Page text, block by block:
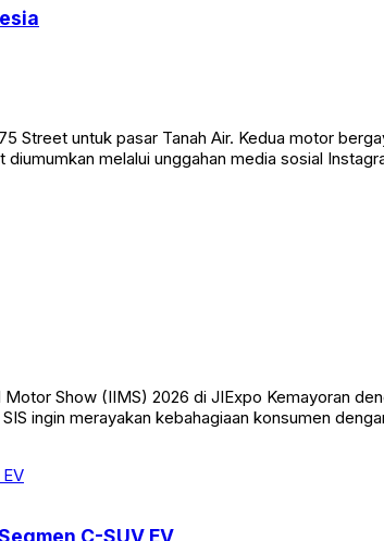
Street untuk pasar Tanah Air. Kedua motor
melalui unggahan media sosial
Show (IIMS) 2026 di JIExpo Kemayoran
ingin merayakan kebahagiaan konsumen
C-SUV EV